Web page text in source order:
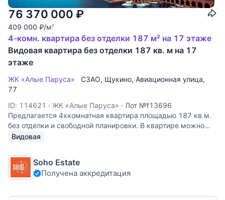
76 370 000 ₽
409 000 ₽/м2
4-комн. квартира без отделки 187 м² на 17 этаже
Видовая квартира без отделки 187 кв. м на 17
этаже
ЖК «Алые Паруса» СЗАО, Щукино, Авиационная улица,
77
ID: 114621 · ЖК «Алые Паруса» · Лот №f13696
Предлагается 4хкомнатная квартира площадью 187 кв.м.
без отделки и свободной планировки. В квартире можно
спланировать: кухню, гостиную, 3 спальни, 3 ванных
окон, из них 2 панорамных
Видовая
Soho Estate
Получена аккредитация